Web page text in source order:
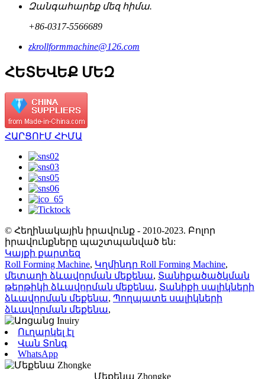
Զանգահարեք մեզ հիմա.
+86-0317-5566689
zkrollformmachine@126.com
ՀԵՏԵՎԵՔ ՄԵԶ
ՀԱՐՑՈՒՄ ՀԻՄԱ
© Հեղինակային իրավունք - 2010-2023. Բոլոր
իրավունքները պաշտպանված են:
Կայքի քարտեզ
Roll Forming Machine, Կղմինդր Roll Forming Machine,
մետաղի ձևավորման մեքենա, Տանիքածածկման
թերթիկի ձևավորման մեքենա, Տանիքի սալիկների
ձևավորման մեքենա, Պողպատե սալիկների
ձևավորման մեքենա,
Ուղարկել էլ
Վան Տոնգ
WhatsApp
Մեքենա Zhongke